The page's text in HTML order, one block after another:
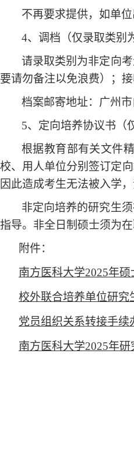
不再要求提供，如单位
4、调档（仅录取类别
请录取类别为非定向
要请勿备注以免浪费）；
档案邮寄地址：广州
5、定向培养协议书（
根据教育部有关文件
校、用人单位分别签订定
因此造成考生无法被入学，
非定向培养的研究生
指导。非全日制硕士须为
附件：
南方医科大学2025年
校外联合培养单位研究
党员组织关系转接手续
南方医科大学2025年